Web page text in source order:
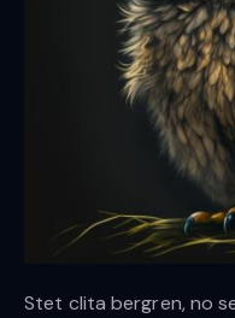
Stet clita bergren, no